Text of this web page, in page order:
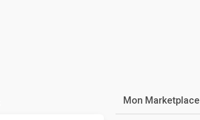
Mon Marketplace